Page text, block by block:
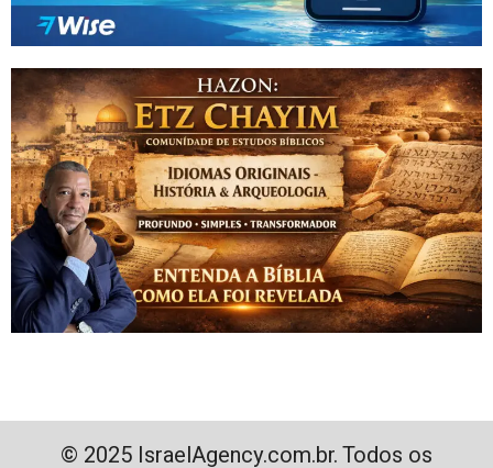
© 2025 IsraelAgency.com.br. Todos os